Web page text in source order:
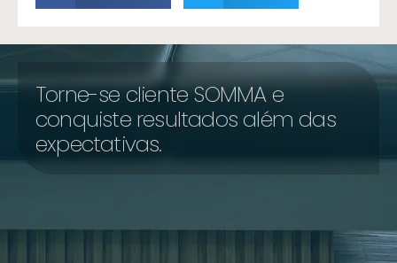
Torne-se cliente SOMMA e
conquiste resultados além das
expectativas.